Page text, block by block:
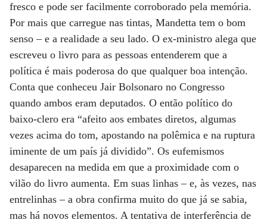
fresco e pode ser facilmente corroborado pela memória.
Por mais que carregue nas tintas, Mandetta tem o bom
senso – e a realidade a seu lado. O ex-ministro alega que
escreveu o livro para as pessoas entenderem que a
política é mais poderosa do que qualquer boa intenção.
Conta que conheceu Jair Bolsonaro no Congresso
quando ambos eram deputados. O então político do
baixo-clero era “afeito aos embates diretos, algumas
vezes acima do tom, apostando na polêmica e na ruptura
iminente de um país já dividido”. Os eufemismos
desaparecen na medida em que a proximidade com o
vilão do livro aumenta. Em suas linhas – e, às vezes, nas
entrelinhas – a obra confirma muito do que já se sabia,
mas há novos elementos. A tentativa de interferência de